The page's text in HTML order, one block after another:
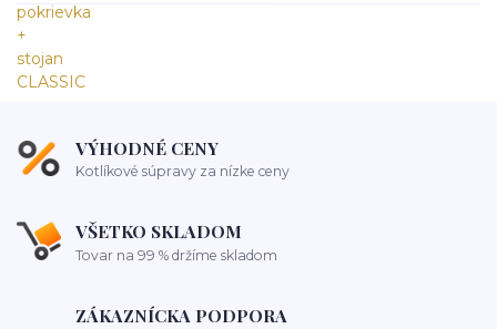
VÝHODNÉ CENY
Kotlíkové súpravy za nízke ceny
VŠETKO SKLADOM
Tovar na 99 % držíme skladom
ZÁKAZNÍCKA PODPORA